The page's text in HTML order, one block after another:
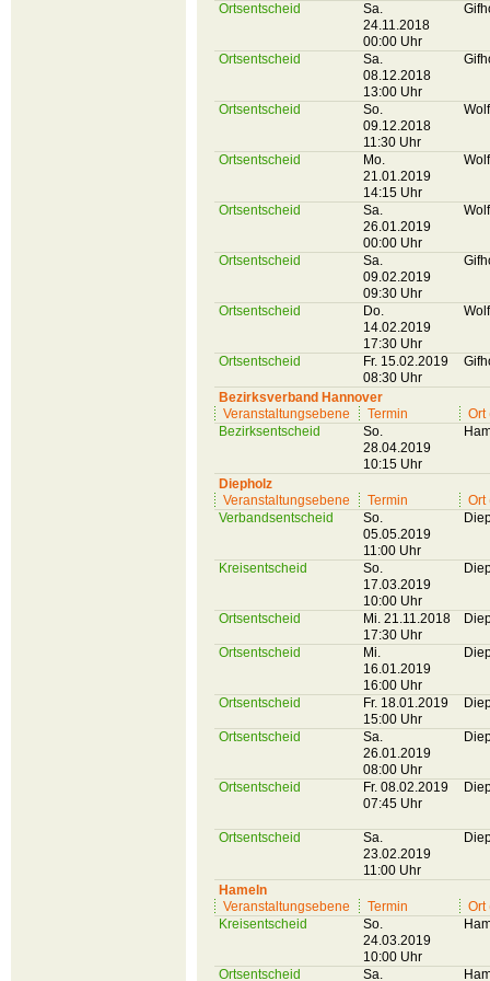
Ortsentscheid
Sa.
24.11.2018
00:00 Uhr
Ortsentscheid
Sa.
08.12.2018
13:00 Uhr
Ortsentscheid
So.
09.12.2018
11:30 Uhr
Ortsentscheid
Mo.
21.01.2019
14:15 Uhr
Ortsentscheid
Sa.
26.01.2019
00:00 Uhr
Ortsentscheid
Sa.
09.02.2019
09:30 Uhr
Ortsentscheid
Do.
14.02.2019
17:30 Uhr
Ortsentscheid
Fr. 15.02.2019
08:30 Uhr
Bezirksverband Hannover
Veranstaltungsebene
Termin
Ort
Bezirksentscheid
So.
28.04.2019
10:15 Uhr
Diepholz
Veranstaltungsebene
Termin
Ort
Verbandsentscheid
So.
05.05.2019
11:00 Uhr
Kreisentscheid
So.
17.03.2019
10:00 Uhr
Ortsentscheid
Mi. 21.11.2018
17:30 Uhr
Ortsentscheid
Mi.
16.01.2019
16:00 Uhr
Ortsentscheid
Fr. 18.01.2019
15:00 Uhr
Ortsentscheid
Sa.
26.01.2019
08:00 Uhr
Ortsentscheid
Fr. 08.02.2019
07:45 Uhr
Ortsentscheid
Sa.
23.02.2019
11:00 Uhr
Hameln
Veranstaltungsebene
Termin
Ort
Kreisentscheid
So.
24.03.2019
10:00 Uhr
Ortsentscheid
Sa.